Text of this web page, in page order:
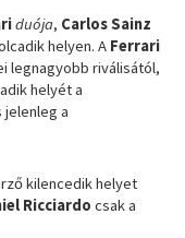
duója, Carlos Sainz
helyen. A Ferrari
legnagyobb riválisától,
helyét a
a
kilencedik helyet
Ricciardo csak a